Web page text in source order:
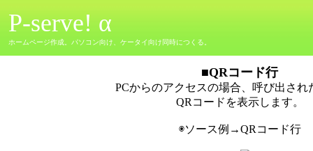
P-serve! α
ホームページ作成。パソコン向け、ケータイ向け同時につくる。
■QRコー ド行
PCからのアクセスの場合、呼び出され
QRコードを表示します。
◉ソース例→QRコー ド行